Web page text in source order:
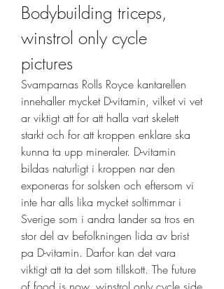
Bodybuilding triceps,
winstrol only cycle
pictures
Svamparnas Rolls Royce kantarellen
innehaller mycket D-vitamin, vilket vi vet
ar viktigt att for att halla vart skelett
starkt och for att kroppen enklare ska
kunna ta upp mineraler. D-vitamin
bildas naturligt i kroppen nar den
exponeras for solsken och eftersom vi
inte har alls lika mycket soltimmar i
Sverige som i andra lander sa tros en
stor del av befolkningen lida av brist
pa D-vitamin. Darfor kan det vara
viktigt att ta det som tillskott. The future